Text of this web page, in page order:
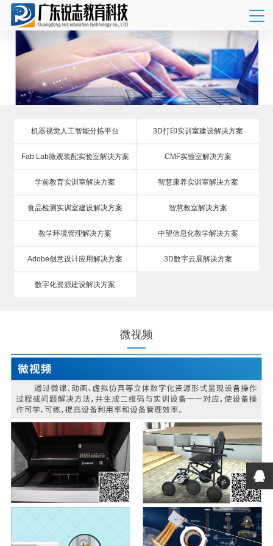
机器视觉人工智能分拣平台 3D打印实训室建设解决方案
Fab Lab微观装配实验室解决方案 CMF实验室解决方案
学前教育实训室解决方案 智慧康养实训室解决方案
食品检测实训室建设解决方案 智慧教室解决方案
教学环境管理解决方案 中望信息化教学解决方案
Adobe创意设计应用解决方案 3D数字云展解决方案
数字化资源建设解决方案
微视频